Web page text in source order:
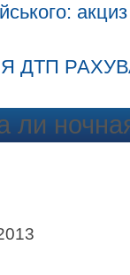
ДТП
ли